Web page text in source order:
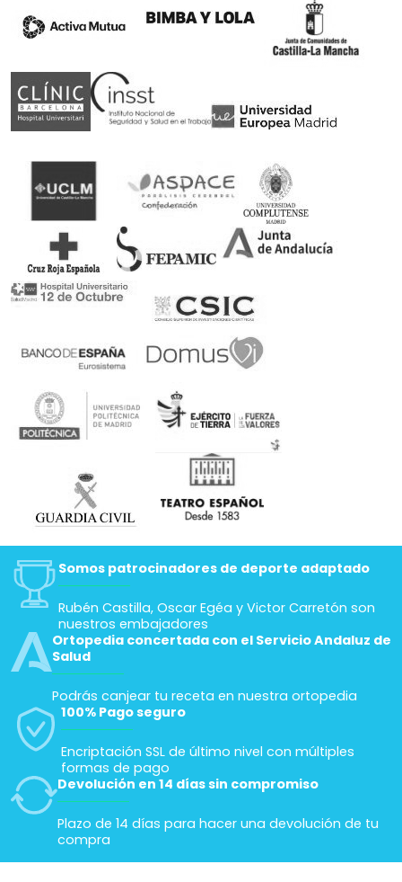
Somos patrocinadores de deporte adaptado
Rubén Castilla, Oscar Egéa y Victor Carretón son
nuestros embajadores
Ortopedia concertada con el Servicio Andaluz de
Salud
Podrás canjear tu receta en nuestra ortopedia
100% Pago seguro
Encriptación SSL de último nivel con múltiples
formas de pago
Devolución en 14 días sin compromiso
Plazo de 14 días para hacer una devolución de tu
compra